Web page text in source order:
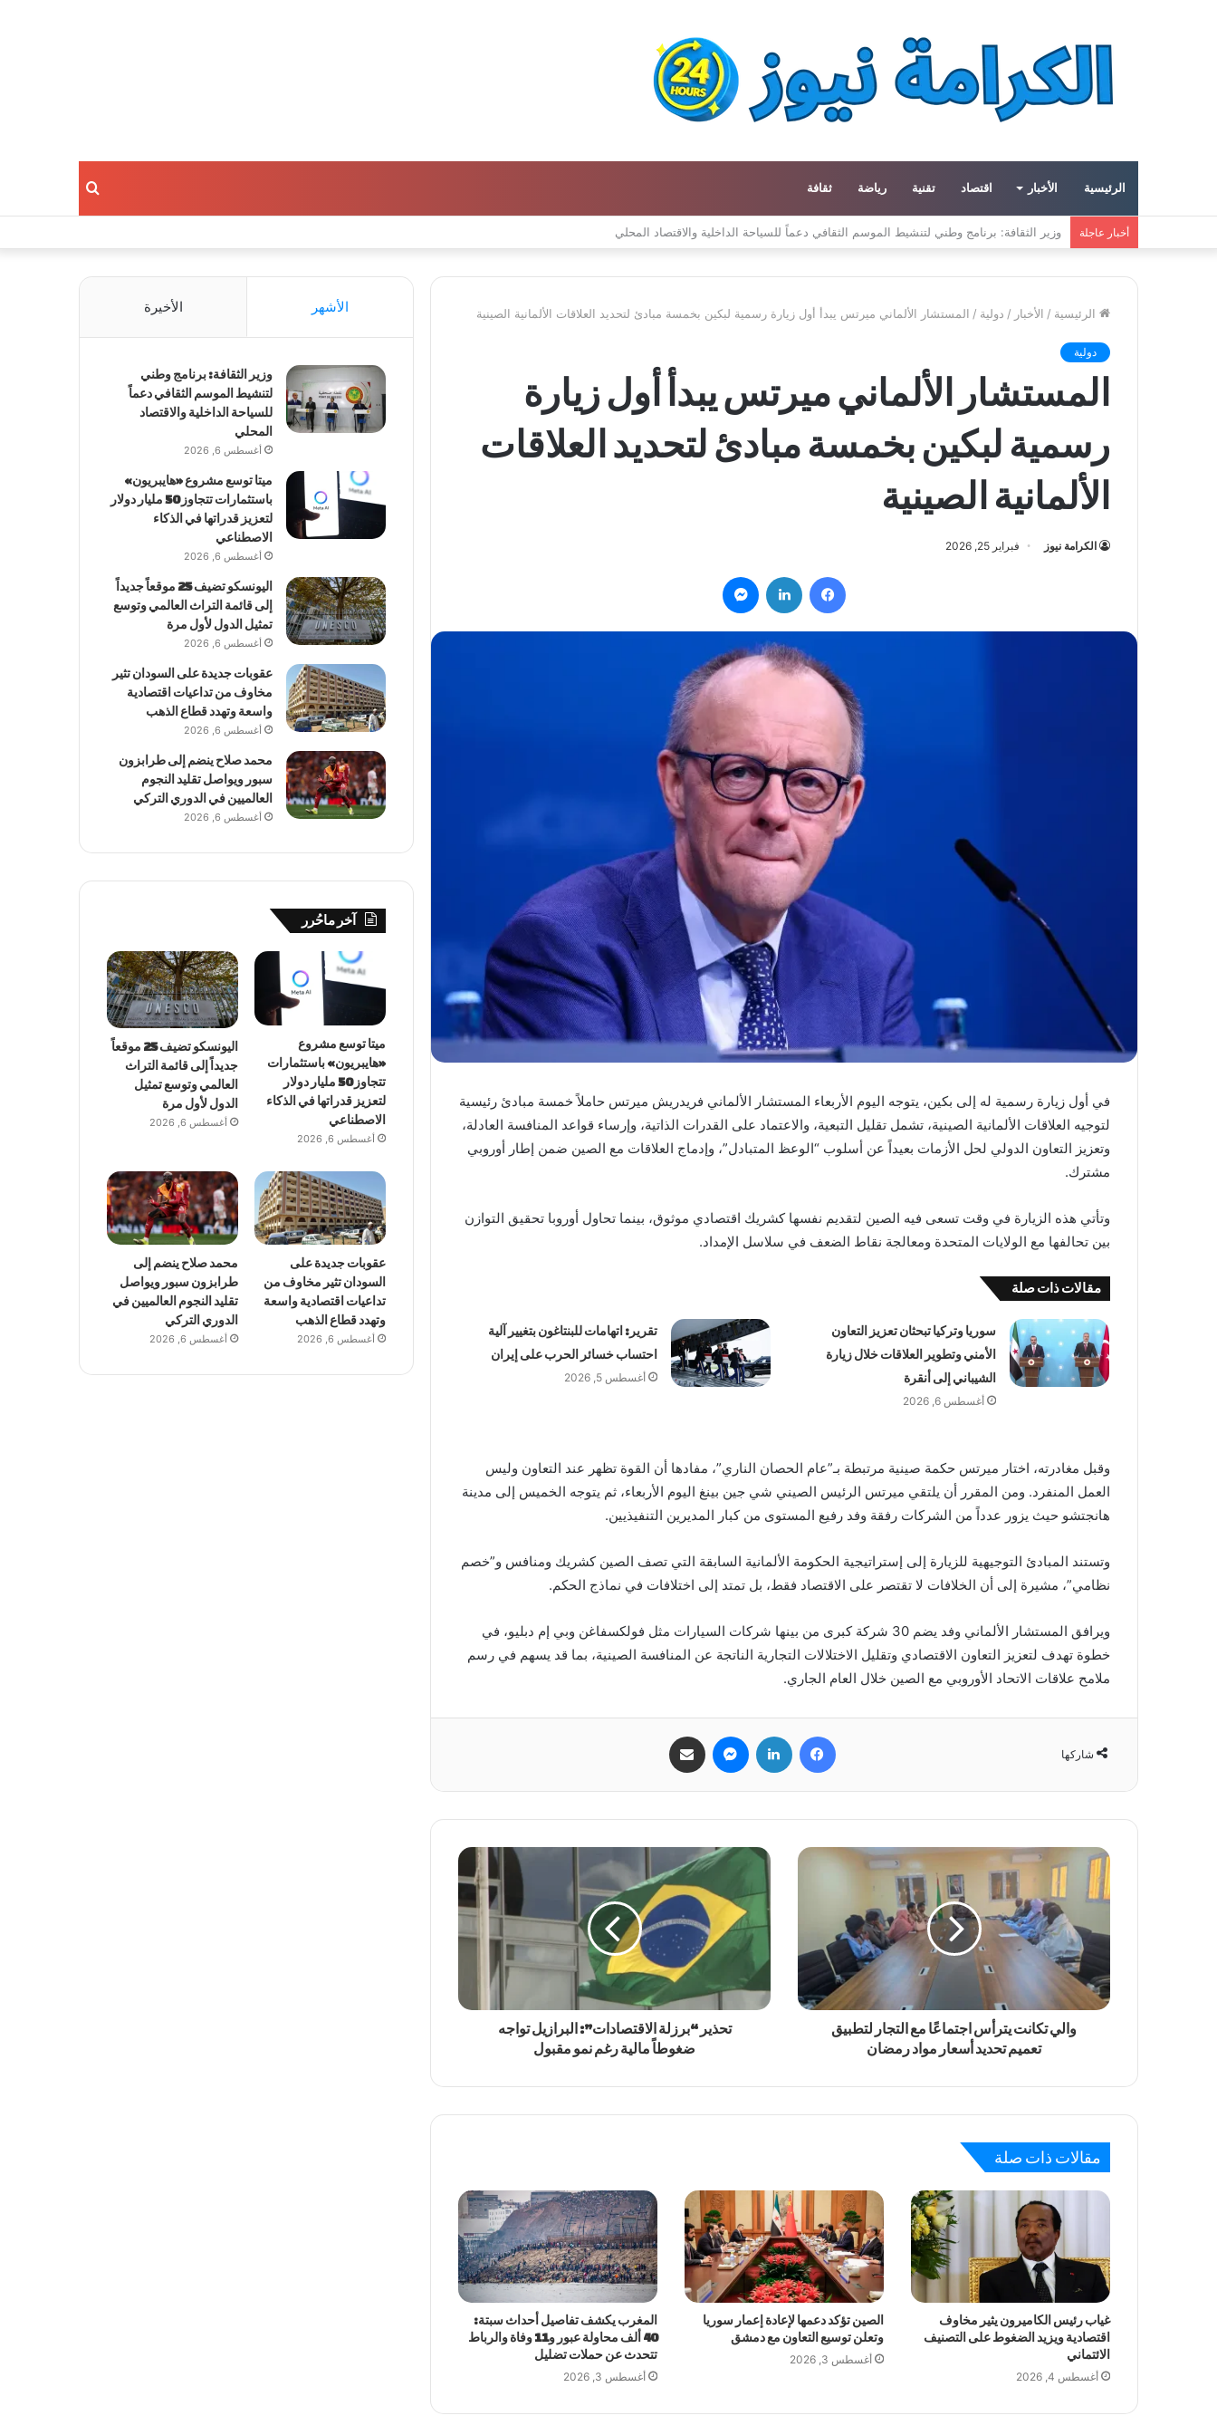
الرئيسية الأخبار اقتصاد تقنية رياضة ثقافة بحث
أخبار عاجلة ميتا توسع مشروع «هايبريون» باستثمارات تتجاوز 50 مليار دولار لتعزيز قدراتها في الذكاء الاصطناعي
الرئيسية / الأخبار / دولية / المستشار الألماني ميرتس يبدأ أول زيارة رسمية لبكين بخمسة مبادئ لتحديد العلاقات الألمانية الصينية
دولية
المستشار الألماني ميرتس يبدأ أول زيارة
رسمية لبكين بخمسة مبادئ لتحديد العلاقات
الألمانية الصينية
الكرامة نيوز فبراير 25, 2026
فيسبوك لينكدإن
في أول زيارة رسمية له إلى بكين، يتوجه اليوم الأربعاء المستشار الألماني فريدريش ميرتس حاملاً خمسة مبادئ رئيسية
لتوجيه العلاقات الألمانية الصينية، تشمل تقليل التبعية، والاعتماد على القدرات الذاتية، وإرساء قواعد المنافسة العادلة،
وتعزيز التعاون الدولي لحل الأزمات بعيداً عن أسلوب “الوعظ المتبادل”، وإدماج العلاقات مع الصين ضمن إطار أوروبي
مشترك.
وتأتي هذه الزيارة في وقت تسعى فيه الصين لتقديم نفسها كشريك اقتصادي موثوق، بينما تحاول أوروبا تحقيق التوازن
بين تحالفها مع الولايات المتحدة ومعالجة نقاط الضعف في سلاسل الإمداد.
مقالات ذات صلة
سوريا وتركيا تبحثان تعزيز التعاون
الأمني وتطوير العلاقات خلال زيارة
الشيباني إلى أنقرة
أغسطس 6, 2026
تقرير: اتهامات للبنتاغون بتغيير آلية
احتساب خسائر الحرب على إيران
أغسطس 5, 2026
وقبل مغادرته، اختار ميرتس حكمة صينية مرتبطة بـ”عام الحصان الناري”، مفادها أن القوة تظهر عند التعاون وليس
العمل المنفرد. ومن المقرر أن يلتقي ميرتس الرئيس الصيني شي جين بينغ اليوم الأربعاء، ثم يتوجه الخميس إلى مدينة
هانجتشو حيث يزور عدداً من الشركات رفقة وفد رفيع المستوى من كبار المديرين التنفيذيين.
وتستند المبادئ التوجيهية للزيارة إلى إستراتيجية الحكومة الألمانية السابقة التي تصف الصين كشريك ومنافس و”خصم
نظامي”، مشيرة إلى أن الخلافات لا تقتصر على الاقتصاد فقط، بل تمتد إلى اختلافات في نماذج الحكم.
ويرافق المستشار الألماني وفد يضم 30 شركة كبرى من بينها شركات السيارات مثل فولكسفاغن وبي إم دبليو، في
خطوة تهدف لتعزيز التعاون الاقتصادي وتقليل الاختلالات التجارية الناتجة عن المنافسة الصينية، بما قد يسهم في رسم
ملامح علاقات الاتحاد الأوروبي مع الصين خلال العام الجاري.
شاركها
فيسبوك لينكدإن ماسنجر
والي تكانت يترأس اجتماعًا مع التجار لتطبيق
تعميم تحديد أسعار مواد رمضان
تحذير “برزلة الاقتصادات”: البرازيل تواجه
ضغوطاً مالية رغم نمو مقبول
مقالات ذات صلة
غياب رئيس الكاميرون يثير مخاوف
اقتصادية ويزيد الضغوط على التصنيف
الائتماني
أغسطس 4, 2026
الصين تؤكد دعمها لإعادة إعمار سوريا
وتعلن توسيع التعاون مع دمشق
أغسطس 3, 2026
المغرب يكشف تفاصيل أحداث سبتة:
40 ألف محاولة عبور و11 وفاة والرباط
تتحدث عن حملات تضليل
أغسطس 3, 2026
الأشهر الأخيرة
وزير الثقافة: برنامج وطني
لتنشيط الموسم الثقافي دعماً
للسياحة الداخلية والاقتصاد
المحلي
أغسطس 6, 2026
ميتا توسع مشروع «هايبريون»
باستثمارات تتجاوز 50 مليار دولار
لتعزيز قدراتها في الذكاء
الاصطناعي
أغسطس 6, 2026
اليونسكو تضيف 25 موقعاً جديداً
إلى قائمة التراث العالمي وتوسع
تمثيل الدول لأول مرة
أغسطس 6, 2026
عقوبات جديدة على السودان تثير
مخاوف من تداعيات اقتصادية
واسعة وتهدد قطاع الذهب
أغسطس 6, 2026
محمد صلاح ينضم إلى طرابزون
سبور ويواصل تقليد النجوم
العالميين في الدوري التركي
أغسطس 6, 2026
آخر ماحُرر
ميتا توسع مشروع
«هايبريون» باستثمارات
تتجاوز 50 مليار دولار
لتعزيز قدراتها في الذكاء
الاصطناعي
أغسطس 6, 2026
اليونسكو تضيف 25 موقعاً
جديداً إلى قائمة التراث
العالمي وتوسع تمثيل
الدول لأول مرة
أغسطس 6, 2026
عقوبات جديدة على
السودان تثير مخاوف من
تداعيات اقتصادية واسعة
وتهدد قطاع الذهب
أغسطس 6, 2026
محمد صلاح ينضم إلى
طرابزون سبور ويواصل
تقليد النجوم العالميين في
الدوري التركي
أغسطس 6, 2026